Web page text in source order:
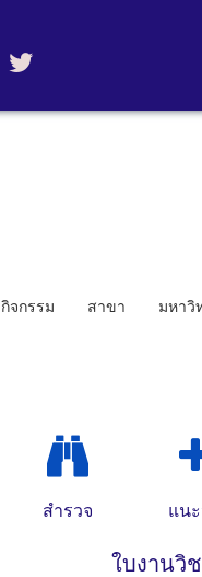
กิจกรรม สาขา มหาวิ
สำรวจ แน
ใบงานวิ